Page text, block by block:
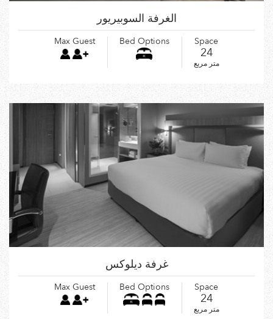
الغرفة السوبيريور
Max Guest Bed Options Space
24
متر مربع
غرفة ديلوكس
Max Guest Bed Options Space
24
متر مربع